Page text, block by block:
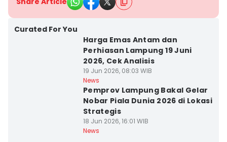
Curated For You
Harga Emas Antam dan
Perhiasan Lampung 19 Juni
2026, Cek Analisis
19 Jun 2026, 08:03 WIB
News
Pemprov Lampung Bakal Gelar
Nobar Piala Dunia 2026 di Lokasi
Strategis
18 Jun 2026, 16:01 WIB
News